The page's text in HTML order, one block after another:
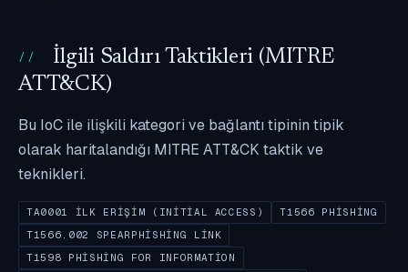
İlgili Saldırı Taktikleri (MITRE
ATT&CK)
Bu IoC ile ilişkili kategori ve bağlantı tipinin tipik
olarak haritalandığı MITRE ATT&CK taktik ve
teknikleri.
TA0001 İLK ERIŞIM (INITIAL ACCESS)
T1566 PHISHING
T1566.002 SPEARPHISHING LINK
T1598 PHISHING FOR INFORMATION